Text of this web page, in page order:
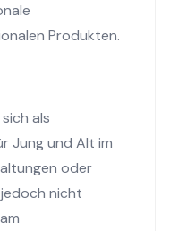
Produkten.
als
Jung und Alt im
oder
nicht